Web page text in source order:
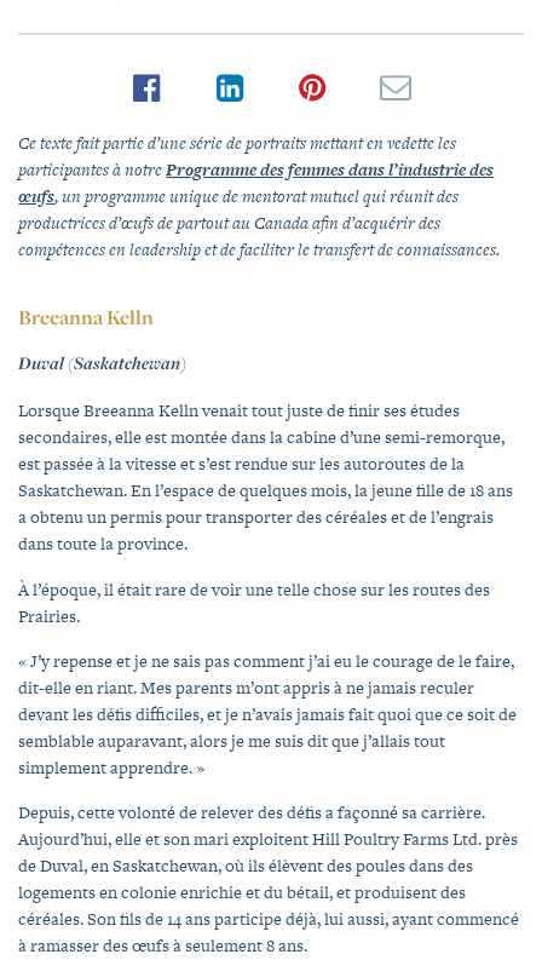
Ce texte fait partie d’une série de portraits mettant en vedette les
participantes à notreProgramme des femmes dans l’industrie des
œufs, un programme unique de mentorat mutuel qui réunit des
productrices d’œufs de partout au Canada afin d’acquérir des
compétences en leadership et de faciliter le transfert de connaissances.
Breeanna Kelln
Duval (Saskatchewan)
Lorsque Breeanna Kelln venait tout juste de finir ses études
secondaires, elle est montée dans la cabine d’une semi-remorque,
est passée à la vitesse et s’est rendue sur les autoroutes de la
Saskatchewan. En l’espace de quelques mois, la jeune fille de 18 ans
a obtenu un permis pour transporter des céréales et de l’engrais
dans toute la province.
À l’époque, il était rare de voir une telle chose sur les routes des
Prairies.
« J’y repense et je ne sais pas comment j’ai eu le courage de le faire,
dit-elle en riant. Mes parents m’ont appris à ne jamais reculer
devant les défis difficiles, et je n’avais jamais fait quoi que ce soit de
semblable auparavant, alors je me suis dit que j’allais tout
simplement apprendre. »
Depuis, cette volonté de relever des défis a façonné sa carrière.
Aujourd’hui, elle et son mari exploitent Hill Poultry Farms Ltd. près
de Duval, en Saskatchewan, où ils élèvent des poules dans des
logements en colonie enrichie et du bétail, et produisent des
céréales. Son fils de 14 ans participe déjà, lui aussi, ayant commencé
à ramasser des œufs à seulement 8 ans.